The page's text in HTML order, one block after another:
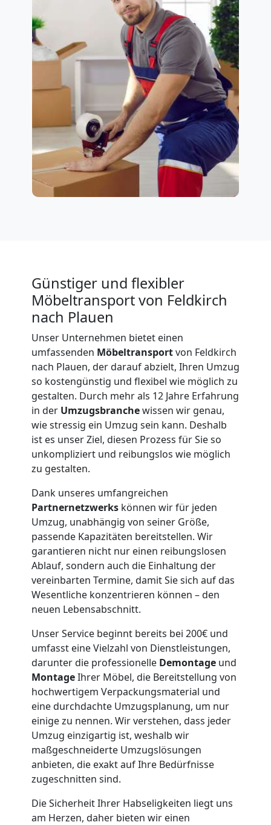
Günstiger und flexibler
Möbeltransport von Feldkirch
nach Plauen
Unser Unternehmen bietet einen
umfassenden Möbeltransportvon Feldkirch
nach Plauen, der darauf abzielt, Ihren Umzug
so kostengünstig und flexibel wie möglich zu
gestalten. Durch mehr als 12 Jahre Erfahrung
in der Umzugsbranchewissen wir genau,
wie stressig ein Umzug sein kann. Deshalb
ist es unser Ziel, diesen Prozess für Sie so
unkompliziert und reibungslos wie möglich
zu gestalten.
Dank unseres umfangreichen
Partnernetzwerks können wir für jeden
Umzug, unabhängig von seiner Größe,
passende Kapazitäten bereitstellen. Wir
garantieren nicht nur einen reibungslosen
Ablauf, sondern auch die Einhaltung der
vereinbarten Termine, damit Sie sich auf das
Wesentliche konzentrieren können – den
neuen Lebensabschnitt.
Unser Service beginnt bereits bei 200€ und
umfasst eine Vielzahl von Dienstleistungen,
darunter die professionelle Demontage und
MontageIhrer Möbel, die Bereitstellung von
hochwertigem Verpackungsmaterial und
eine durchdachte Umzugsplanung, um nur
einige zu nennen. Wir verstehen, dass jeder
Umzug einzigartig ist, weshalb wir
maßgeschneiderte Umzugslösungen
anbieten, die exakt auf Ihre Bedürfnisse
zugeschnitten sind.
Die Sicherheit Ihrer Habseligkeiten liegt uns
am Herzen, daher bieten wir einen
Umzugshelfer
Feldkirch
Möbeltaxi
Feldkirch
Kleintransport
Feldkirch
Möbelmontage
Feldkirch
Möbeltransport